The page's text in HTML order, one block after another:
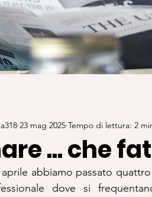
... che
23 mag 2025 Tempo di lettura: 2
abbiamo passato
dove si